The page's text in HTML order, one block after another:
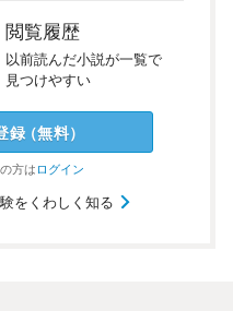
閲覧履歴
以前読んだ小説が一覧で
見つけやすい
録（無料）
方はログイン
をくわしく知る